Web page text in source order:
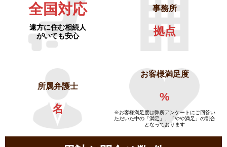
全国対応
遠方に住む相続人
がいても安心
事務所
拠点
所属弁護士
名
お客様満足度
%
※お客様満足度は弊所アンケートにご回答い
ただいた中の「満足」、「やや満足」の割合
となっております